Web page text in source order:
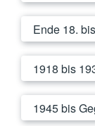
Ende 18.
1918 bis
1945 bis